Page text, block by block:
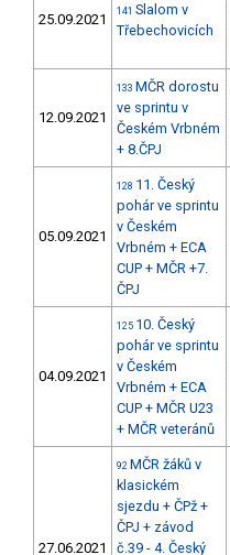
25.09.2021 141 Slalom v
Třebechovicích
12.09.2021
133 MČR dorostu
ve sprintu v
Českém Vrbném
+ 8.ČPJ
05.09.2021
128 11. Český
pohár ve sprintu
v Českém
Vrbném + ECA
CUP + MČR +7.
ČPJ
04.09.2021
125 10. Český
pohár ve sprintu
v Českém
Vrbném + ECA
CUP + MČR U23
+ MČR veteránů
27.06.2021
92 MČR žáků v
klasickém
sjezdu + ČPž +
ČPJ + závod
č.39 - 4. Český